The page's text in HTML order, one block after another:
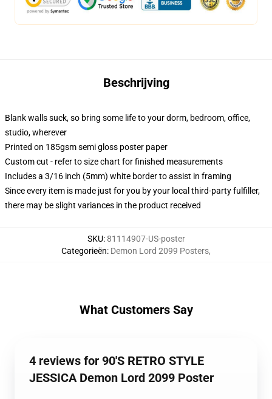
Beschrijving
Blank walls suck, so bring some life to your dorm, bedroom, office,
studio, wherever
Printed on 185gsm semi gloss poster paper
Custom cut - refer to size chart for finished measurements
Includes a 3/16 inch (5mm) white border to assist in framing
Since every item is made just for you by your local third-party fulfiller,
there may be slight variances in the product received
SKU:81114907-US-poster
Categorieën: Demon Lord 2099 Posters,
What Customers Say
4 reviews for 90'S RETRO STYLE
JESSICA Demon Lord 2099 Poster